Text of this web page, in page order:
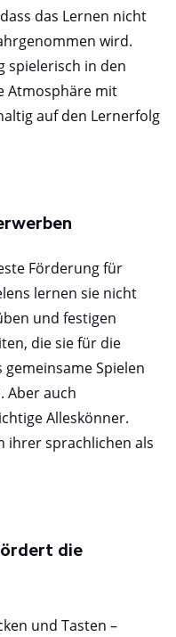
das Lernen nicht
wird.
spielerisch in den
Atmosphäre mit
auf den Lernerfolg
Förderung für
lernen sie nicht
und festigen
die sie für die
Spielen
Aber auch
Alleskönner.
ihrer sprachlichen als
die
und Tasten –